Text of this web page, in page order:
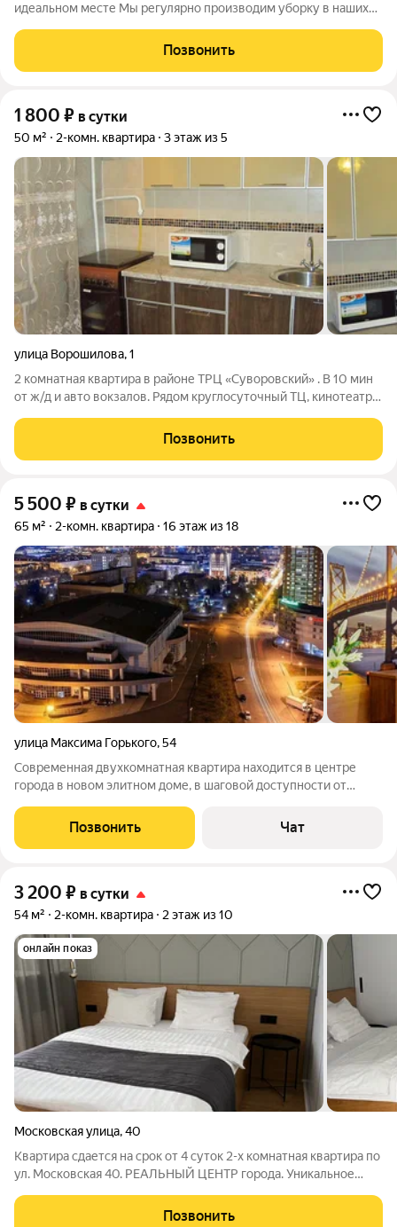
идеальном месте Мы регулярно производим уборку в наших
проживать в наших номерах. НАШИ ЦЕНЫ Сутки - 2500 - 3500
Позвонить
1 800 ₽ в сутки
50 м² 2-комн. квартира 3 этаж из 5
улица Ворошилова,1
2 комнатная квартира в районе ТРЦ «Суворовский» . В 10 мин
от ж/д и авто вокзалов. Рядом круглосуточный ТЦ, кинотеатр,
современный интерьер, фото соответствуют, стиральная
машинка автомат,
Позвонить
5 500 ₽ в сутки
65 м² 2-комн. квартира 16 этаж из 18
улица Максима Горького,54
Современная двухкомнатная квартира находится в центре
города в новом элитном доме, в шаговой доступности от
расположены торгово-развлекательный центр "Сан и Март",
кинотеатр "Современник", дворец водных
Позвонить Чат
3 200 ₽ в сутки
54 м² 2-комн. квартира 2 этаж из 10
онлайн показ
Московская улица,40
Квартира сдается на срок от 4 суток 2-х комнатная квартира по
ул. Московская 40. РЕАЛЬНЫЙ ЦЕНТР города. Уникальное
Территория огорожена шлагбаумом. Бесплатная парковка на
Позвонить